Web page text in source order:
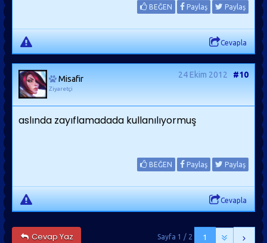
BEĞEN Paylaş Paylaş
Cevapla
Misafir
Ziyaretçi
24 Ekim 2012 #10
aslında zayıflamadada kullanılıyormuş
BEĞEN Paylaş Paylaş
Cevapla
Cevap Yaz 1
Sayfa 1 / 2